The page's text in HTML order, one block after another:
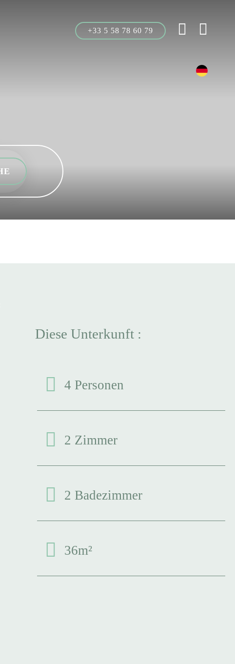
+33 5 58 78 60 79
Diese Unterkunft :
4 Personen
2 Zimmer
2 Badezimmer
36m²